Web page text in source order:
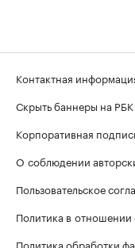
Контактная
Скрыть баннеры на РБК
Корпоративная
О соблюдении
Пользовательское
Политика в
Политика обработки